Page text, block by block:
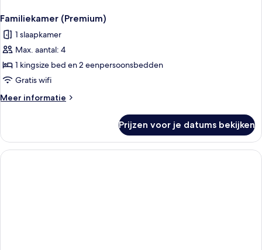
Familiekamer (Premium)
1 slaapkamer
Max. aantal: 4
1 kingsize bed en 2 eenpersoonsbedden
Gratis wifi
Meer informatie
Meer
(Premium)
Prijzen voor je datums bekijken